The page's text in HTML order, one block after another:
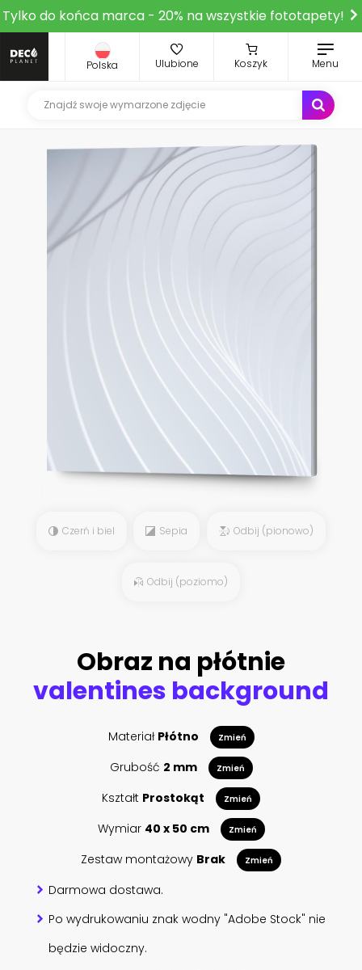
Tylko do końca marca - 20% na wszystkie fototapety!
Polska Ulubione Koszyk Menu
Czerń i biel Sepia Odbij (pionowo)
Odbij (poziomo)
Obraz na płótnie
valentines background
Materiał Płótno Zmień
Grubość 2 mm Zmień
Kształt Prostokąt Zmień
Wymiar 40 x 50 cm Zmień
Zestaw montażowy Brak Zmień
Darmowa dostawa.
Po wydrukowaniu znak wodny "Adobe Stock" nie
będzie widoczny.